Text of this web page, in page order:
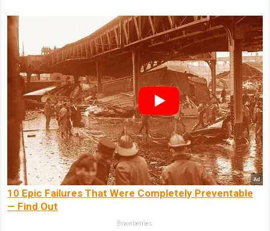
10 Epic Failures That Were Completely Preventable
— Find Out
Brainberries